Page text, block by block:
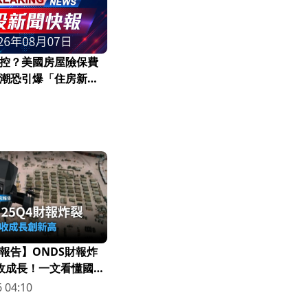
？美國房屋險保費
恐引爆「住房新危
告】ONDS財報炸
成長！一文看懂國防
04:10